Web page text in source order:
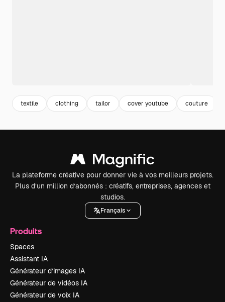
textile clothing tailor cover youtube couture
La plateforme créative pour donner vie à vos meilleurs projets.
Plus d’un million d’abonnés : créatifs, entreprises, agences et
studios.
Français
Produits
Spaces
Assistant IA
Générateur d’images IA
Générateur de vidéos IA
Générateur de voix IA